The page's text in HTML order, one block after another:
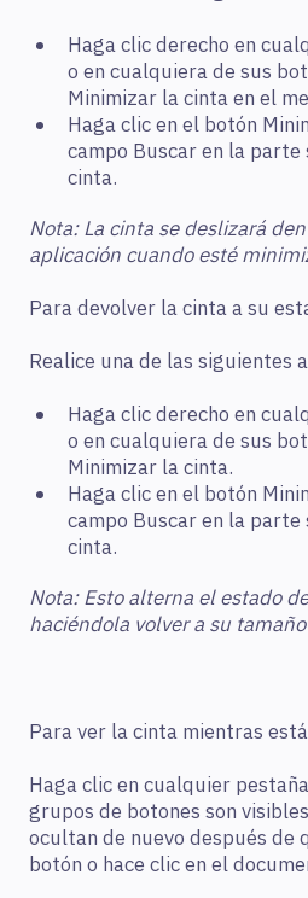
Haga clic derecho en
o en cualquiera de sus
Minimizar la cinta en el
Haga clic en el botón
campo Buscar en la
cinta.
Nota: La cinta se deslizará
aplicación cuando esté
Para devolver la cinta a su
Realice una de las siguientes
Haga clic derecho en
o en cualquiera de sus
Minimizar la cinta.
Haga clic en el botón
campo Buscar en la
cinta.
Nota: Esto alterna el estado
haciéndola volver a su
Para ver la cinta mientras
Haga clic en cualquier
grupos de botones son
ocultan de nuevo después de
botón o hace clic en el